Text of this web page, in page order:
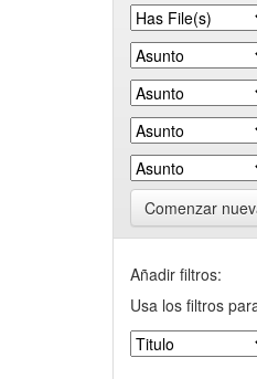
Comenzar
Añadir filtros:
Usa los filtros